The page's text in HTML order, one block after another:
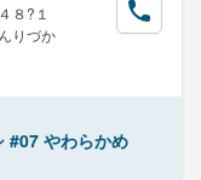
８?１
りづか
#07 やわらかめ